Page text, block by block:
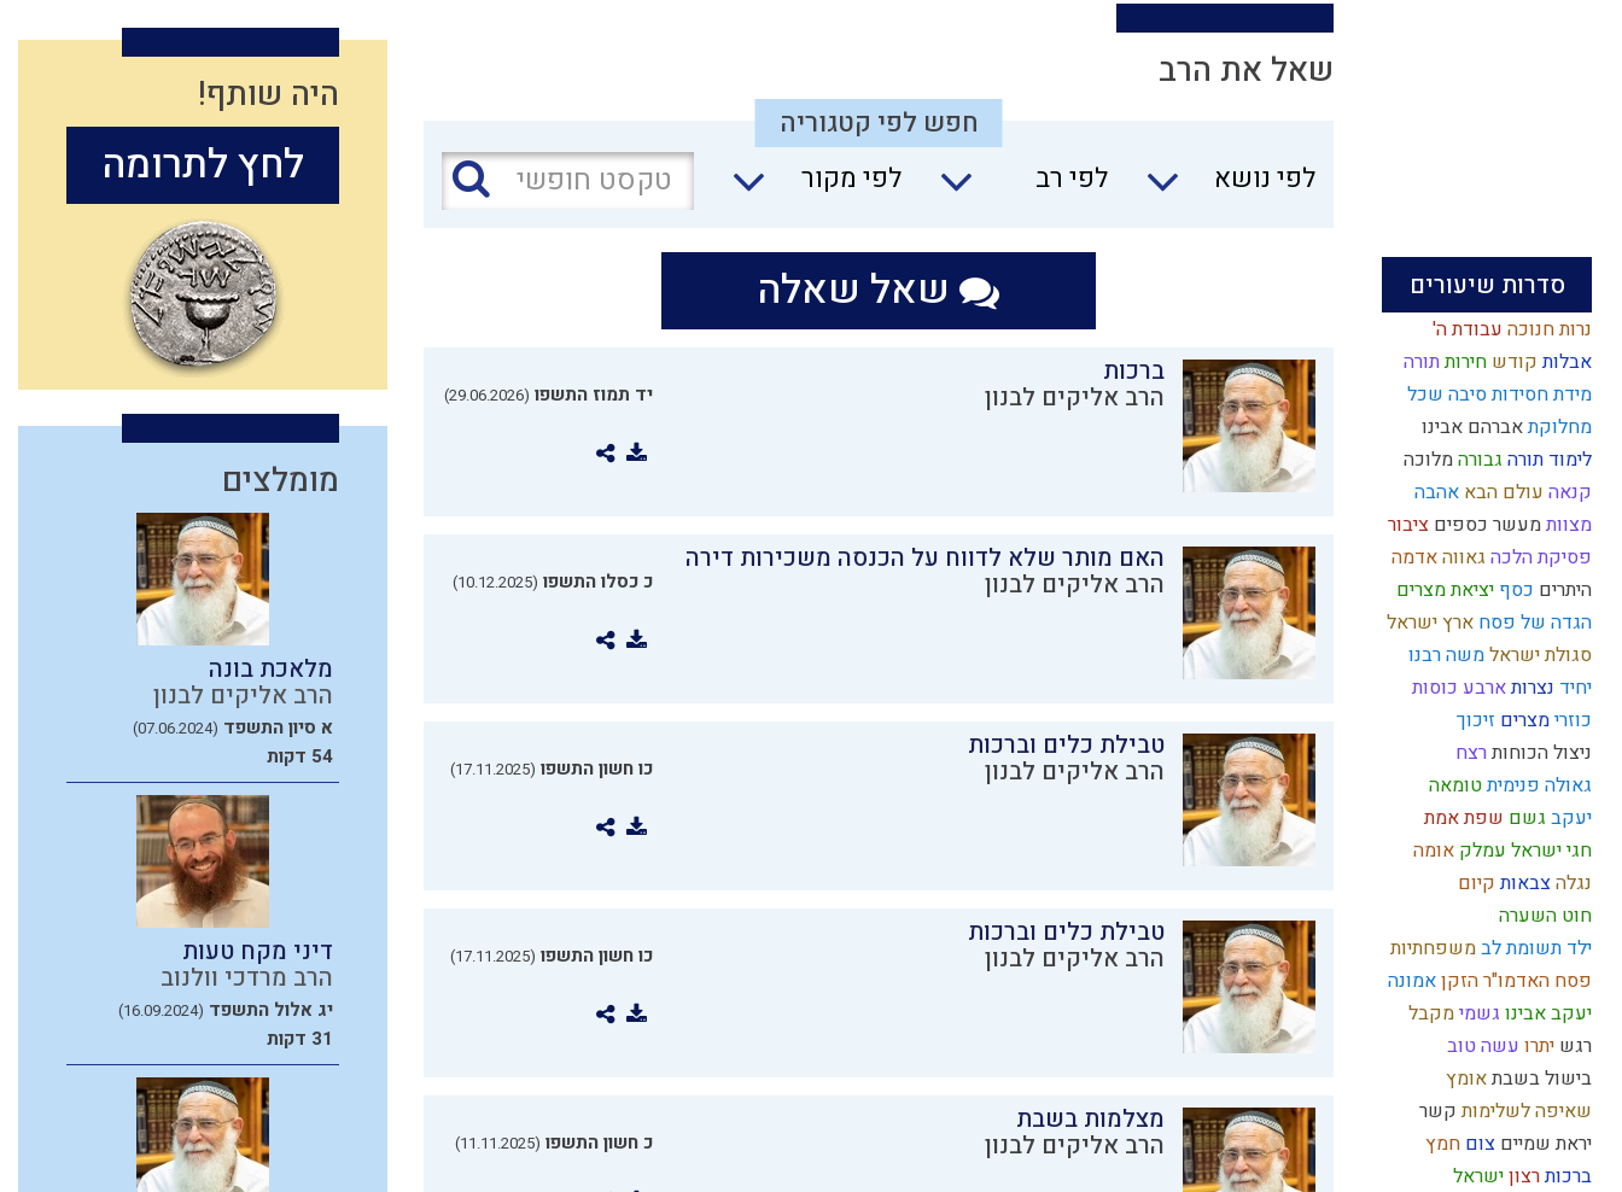
סדרות שיעורים
נרות חנוכה עבודת ה'
אבלותקודש חירותתורה
מידת חסידותסיבה שכל
מחלוקתאברהם אבינו
לימוד תורה גבורהמלוכה
קנאה עולם הבא אהבה
מצוותמעשר כספים ציבור
פסיקת הלכה גאווהאדמה
היתרים כסף יציאת מצרים
הגדה של פסח ארץ ישראל
סגולת ישראלמשה רבנו
יחיד נצרותארבע כוסות
כוזרימצרים זיכוך
ניצול הכוחותרצח
גאולה פנימיתטומאה
יעקב גשם שפת אמת
חגי ישראל עמלק אומה
נגלהצבאותקיום
חוט השערה
ילד תשומת לבמשפחתיות
פסח האדמו"ר הזקןאמונה
יעקב אבינו גשמימקבל
רגש יתרו עשה טוב
בישול בשבתאומץ
שאיפה לשלימותקשר
יראת שמיים צום חמץ
ברכותרצוןישראל
שאל את הרב
חפש לפי קטגוריה
לפי נושא
לפי רב לפי מקור
שאל שאלה
ברכות
הרב אליקים לבנון יד תמוז התשפו (29.06.2026)
האם מותר שלא לדווח על הכנסה משכירות דירה
הרב אליקים לבנון כ כסלו התשפו (10.12.2025)
טבילת כלים וברכות
הרב אליקים לבנון כו חשון התשפו (17.11.2025)
טבילת כלים וברכות
הרב אליקים לבנון כו חשון התשפו (17.11.2025)
מצלמות בשבת
הרב אליקים לבנון כ חשון התשפו (11.11.2025)
היה שותף!
לחץ לתרומה
מומלצים
מלאכת בונה
הרב אליקים לבנון
א סיון התשפד (07.06.2024)
54 דקות
דיני מקח טעות
הרב מרדכי וולנוב
יג אלול התשפד (16.09.2024)
31 דקות